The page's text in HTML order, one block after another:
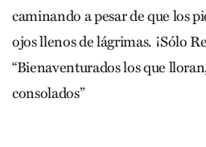
caminando a pesar de que los
ojos llenos de lágrimas. ¡Sólo
“Bienaventurados los que
consolados”